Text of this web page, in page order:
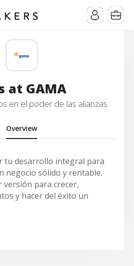
at GAMA
en el poder de las alianzas
Overview
tu desarrollo integral para
negocio sólido y rentable.
versión para crecer,
y hacer del éxito un